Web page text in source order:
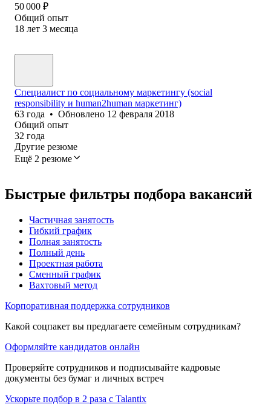
50 000 ₽
Общий опыт
18 лет 3 месяца
Специалист по социальному маркетингу (social
responsibility и human2human маркетинг)
63 года • Обновлено 12 февраля 2018
Общий опыт
32 года
Другие резюме
Ещё 2 резюме
Быстрые фильтры подбора вакансий
Частичная занятость
Гибкий график
Полная занятость
Полный день
Проектная работа
Сменный график
Вахтовый метод
Корпоративная поддержка сотрудников
Какой соцпакет вы предлагаете семейным сотрудникам?
Оформляйте кандидатов онлайн
Проверяйте сотрудников и подписывайте кадровые
документы без бумаг и личных встреч
Ускорьте подбор в 2 раза с Talantix